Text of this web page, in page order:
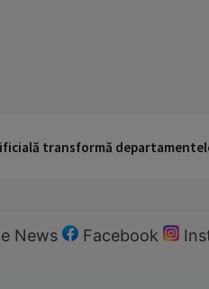
transformă
News Facebook